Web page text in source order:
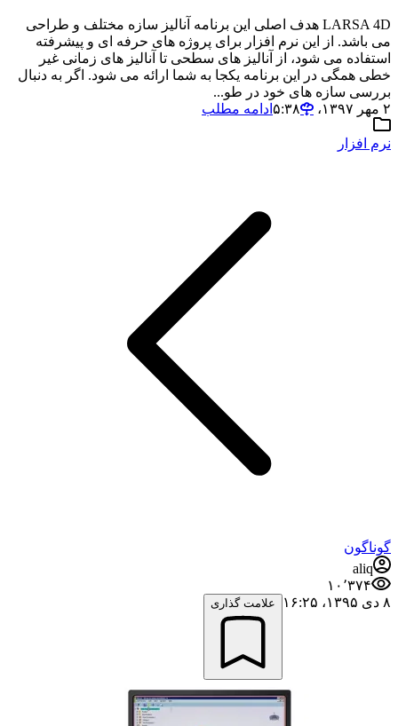
LARSA 4D هدف اصلی این برنامه آنالیز سازه مختلف و طراحی
می باشد. از این نرم افزار برای پروژه های حرفه ای و پیشرفته
استفاده می شود، از آنالیز های سطحی تا آنالیز های زمانی غیر
خطی همگی در این برنامه یکجا به شما ارائه می شود. اگر به دنبال
بررسی سازه های خود در طو...
۲ مهر ۱۳۹۷،‏ ۵:۳۸
ادامه مطلب
نرم افزار
گوناگون
aliq
۱۰٬۳۷۴
۸ دی ۱۳۹۵،‏ ۱۶:۲۵
علامت گذاری